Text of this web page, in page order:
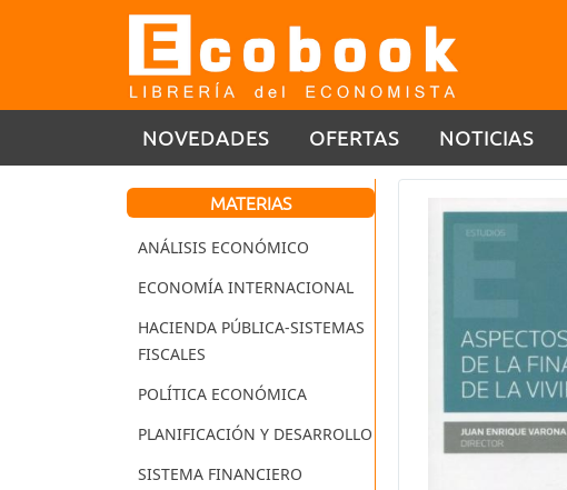
NOVEDADES OFERTAS NOTICIAS
MATERIAS
ANÁLISIS ECONÓMICO
ECONOMÍA INTERNACIONAL
HACIENDA PÚBLICA-SISTEMAS
FISCALES
POLÍTICA ECONÓMICA
PLANIFICACIÓN Y DESARROLLO
SISTEMA FINANCIERO